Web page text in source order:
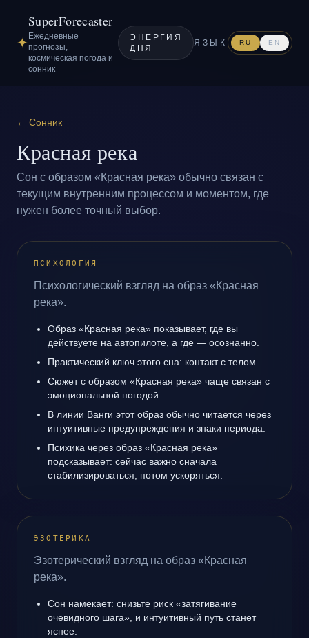
✦
SuperForecaster
Ежедневные
прогнозы,
космическая погода и
сонник
ЭНЕРГИЯ
ДНЯ
ЯЗЫК RU EN
← Сонник
Красная река
Сон с образом «Красная река» обычно связан с
текущим внутренним процессом и моментом, где
нужен более точный выбор.
ПСИХОЛОГИЯ
Психологический взгляд на образ «Красная
река».
Образ «Красная река» показывает, где вы
действуете на автопилоте, а где — осознанно.
Практический ключ этого сна: контакт с телом.
Сюжет с образом «Красная река» чаще связан с
эмоциональной погодой.
В линии Ванги этот образ обычно читается через
интуитивные предупреждения и знаки периода.
Психика через образ «Красная река»
подсказывает: сейчас важно сначала
стабилизироваться, потом ускоряться.
ЭЗОТЕРИКА
Эзотерический взгляд на образ «Красная
река».
Сон намекает: снизьте риск «затягивание
очевидного шага», и интуитивный путь станет
яснее.